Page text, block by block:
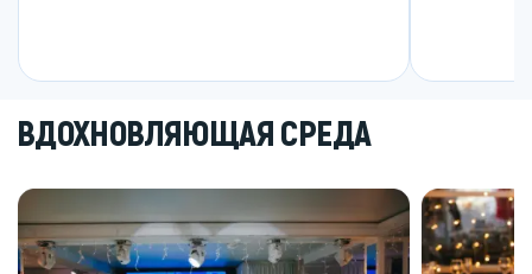
ВДОХНОВЛЯЮЩАЯ СРЕДА